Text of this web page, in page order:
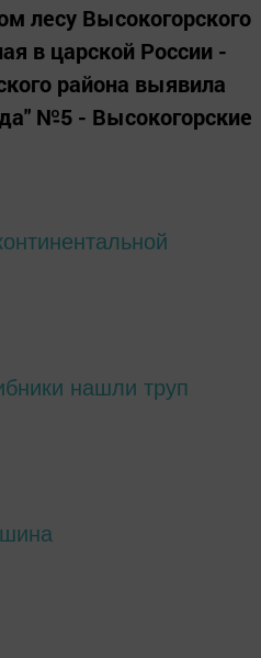
лесу Высокогорского
в царской России -
района выявила
№5 - Высокогорские
нашли труп